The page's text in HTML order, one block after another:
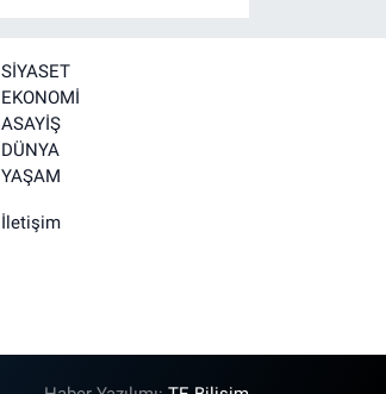
SİYASET
EKONOMİ
ASAYİŞ
DÜNYA
YAŞAM
İletişim